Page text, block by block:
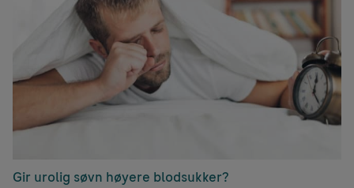
Gir urolig søvn høyere blodsukker?